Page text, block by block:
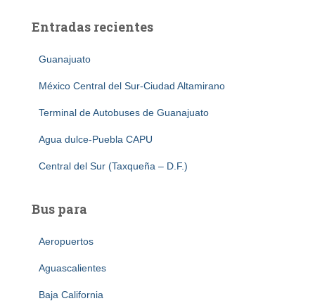
Entradas recientes
Guanajuato
México Central del Sur-Ciudad Altamirano
Terminal de Autobuses de Guanajuato
Agua dulce-Puebla CAPU
Central del Sur (Taxqueña – D.F.)
Bus para
Aeropuertos
Aguascalientes
Baja California